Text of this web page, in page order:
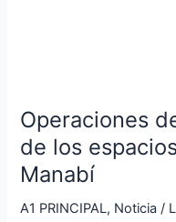
Operaciones
de los
Manabí
A1 PRINCIPAL, Noticia /
vigilancia
y
control
de
los